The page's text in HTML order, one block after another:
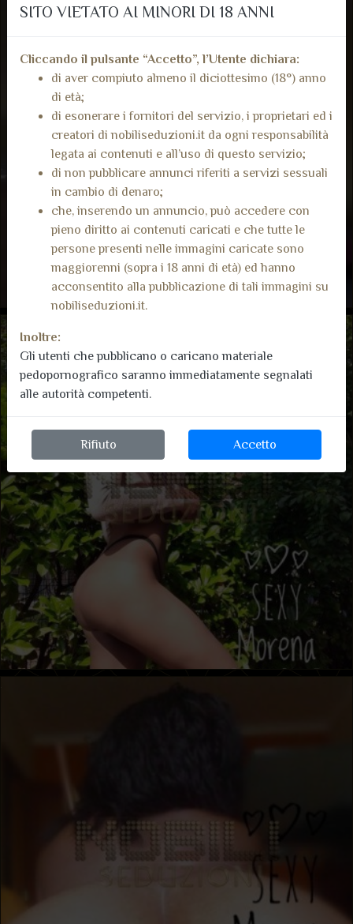
SITO VIETATO AI MINORI DI 18 ANNI
Cliccando il pulsante “Accetto”, l’Utente dichiara:
di aver compiuto almeno il diciottesimo (18°) anno
di età;
di esonerare i fornitori del servizio, i proprietari ed i
creatori di nobiliseduzioni.it da ogni responsabilità
legata ai contenuti e all’uso di questo servizio;
di non pubblicare annunci riferiti a servizi sessuali
in cambio di denaro;
che, inserendo un annuncio, può accedere con
pieno diritto ai contenuti caricati e che tutte le
persone presenti nelle immagini caricate sono
maggiorenni (sopra i 18 anni di età) ed hanno
acconsentito alla pubblicazione di tali immagini su
nobiliseduzioni.it.
Inoltre:
Gli utenti che pubblicano o caricano materiale
pedopornografico saranno immediatamente segnalati
alle autorità competenti.
Rifiuto Accetto